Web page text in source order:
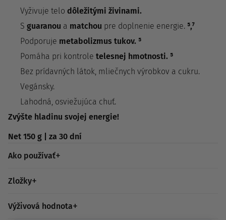
Vyživuje telo dôležitými živinami.
S guaranou a matchou pre doplnenie energie. ⁵,⁷
Podporuje metabolizmus tukov. ⁵
Pomáha pri kontrole telesnej hmotnosti. ⁵
Bez prídavných látok, mliečnych výrobkov a cukru.
Vegánsky.
Lahodná, osviežujúca chuť.
Zvýšte hladinu svojej energie!
Net 150 g | za 30 dní
Ako používať
Zložky
Výživová hodnota